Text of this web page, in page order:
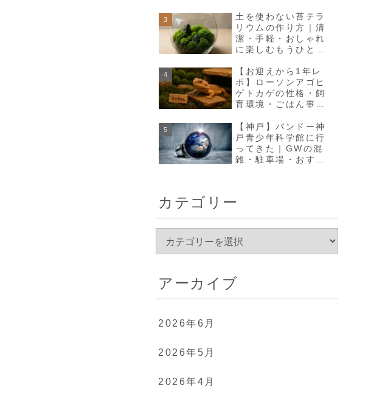
リアに
土を使わない苔テラ
リウムの作り方｜清
潔・手軽・おしゃれ
に楽しむもうひとつ
【お迎えから1年レ
ポ】ローソンアゴヒ
ゲトカゲの性格・飼
育環境・ごはん事情
め【神戸】バンドー神
戸青少年科学館に行
ってきた｜GWの混
雑・駐車場・おすす
カテゴリー
アーカイブ
2026年6月
2026年5月
2026年4月